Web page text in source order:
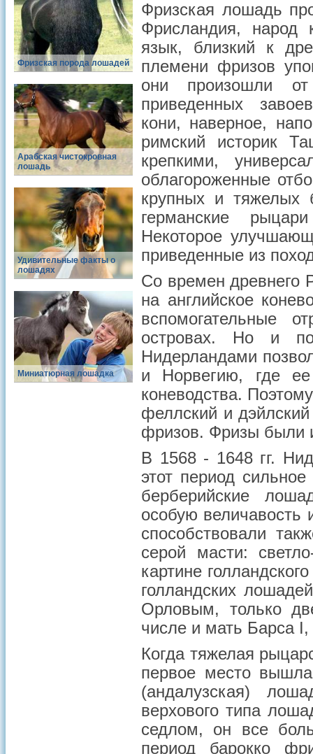
Фризская порода лошадей
Арабская чистокровная
лошадь
Удивительные факты о
лошадях
Миниатюрная лошадка
Фризская лошадь
Фрисландия, народ
язык, близкий к
племени фризов
они произошли
приведенных
кони, наверное,
римский историк
крепкими,
облагороженные
крупных и тяжелых
германские
Некоторое
приведенные из
Со времен древнего
на английское
вспомогательные
островах. Но и
Нидерландами
и Норвегию, где ее
коневодства.
феллский и
фризов. Фризы были
В 1568 - 1648 гг.
этот период
берберийские
особую величавость
способствовали
серой масти:
картине
голландских
Орловым, только
числе и мать Барса
Когда тяжелая
первое место
(андалузская)
верхового типа
седлом, он все
период барокко